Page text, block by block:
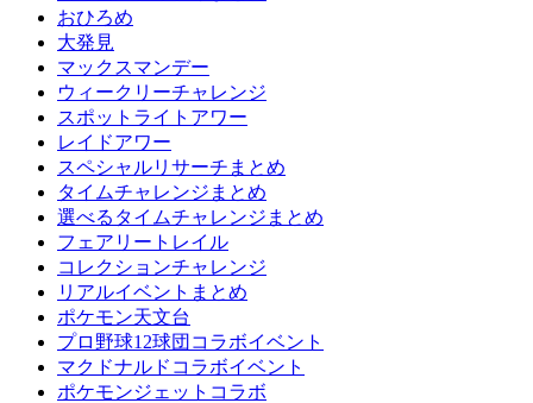
おひろめ
大発見
マックスマンデー
ウィークリーチャレンジ
スポットライトアワー
レイドアワー
スペシャルリサーチまとめ
タイムチャレンジまとめ
選べるタイムチャレンジまとめ
フェアリートレイル
コレクションチャレンジ
リアルイベントまとめ
ポケモン天文台
プロ野球12球団コラボイベント
マクドナルドコラボイベント
ポケモンジェットコラボ